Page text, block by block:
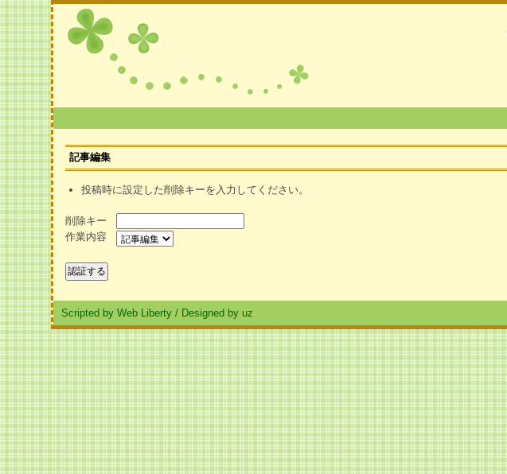
記事編集
投稿時に設定した削除キーを入力してください。
削除キー
作業内容
Scripted by Web Liberty / Designed by uz